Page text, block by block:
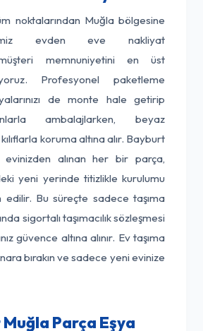
noktalarından Muğla bölgesine
evden eve nakliyat
memnuniyetini en üst
Profesyonel paketleme
de monte hale getirip
ambalajlarken, beyaz
kılıflarla koruma altına alır. Bayburt
evinizden alınan her bir parça,
yeni yerinde titizlikle kurulumu
edilir. Bu süreçte sadece taşıma
sigortalı taşımacılık sözleşmesi
güvence altına alınır. Ev taşıma
bırakın ve sadece yeni evinize
Parça Eşya